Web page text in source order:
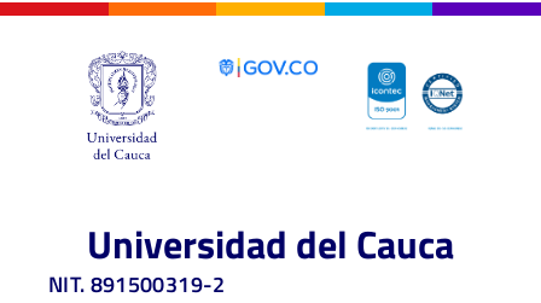
Universidad del Cauca
NIT. 891500319-2